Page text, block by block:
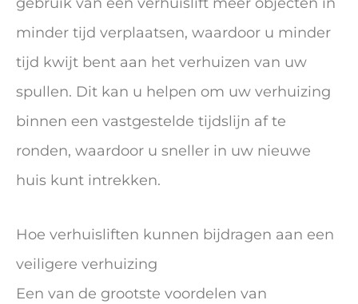
minder tijd verplaatsen, waardoor u minder
tijd kwijt bent aan het verhuizen van uw
spullen. Dit kan u helpen om uw verhuizing
binnen een vastgestelde tijdslijn af te
ronden, waardoor u sneller in uw nieuwe
huis kunt intrekken.
Hoe verhuisliften kunnen bijdragen aan een
veiligere verhuizing
Een van de grootste voordelen van